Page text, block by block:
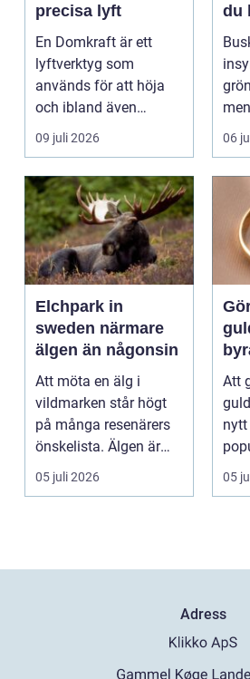
precisa lyft
En Domkraft är ett
lyftverktyg som
används för att höja
och ibland även
positionera tunga
objekt, so...
09 juli 2026
du
runt
06
Elchpark in
sweden närmare
älgen än någonsin
Att möta en älg i
vildmarken står högt
på många resenärers
önskelista. Älgen är
Skandinaviens ikonis...
05 juli 2026
Att
05
Adress